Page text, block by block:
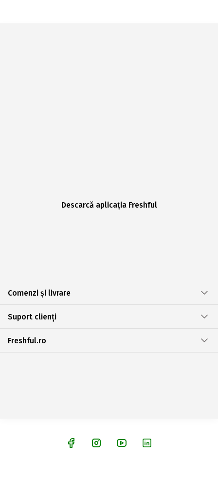
Descarcă aplicația Freshful
Comenzi și livrare
Suport clienți
Freshful.ro